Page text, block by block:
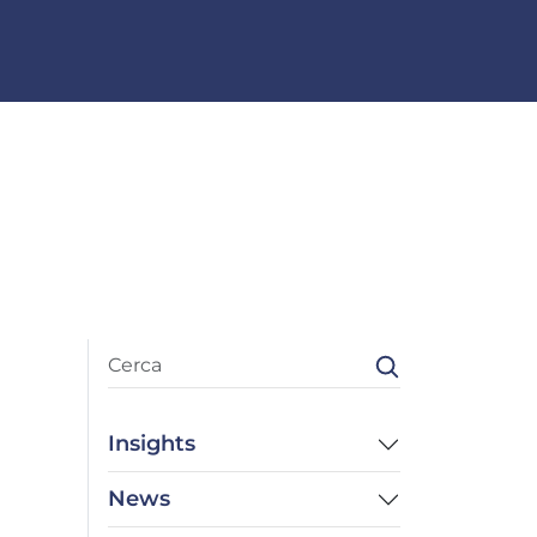
Insights
News